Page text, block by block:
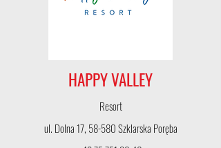
HAPPY VALLEY
Resort
ul. Dolna 17, 58-580 Szklarska Poręba